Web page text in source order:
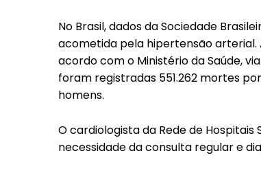
No Brasil, dados da Sociedade
acometida pela hipertensão arterial.
acordo com o Ministério da Saúde,
foram registradas 551.262 mortes
homens.
O cardiologista da Rede de Hospitais
necessidade da consulta regular e